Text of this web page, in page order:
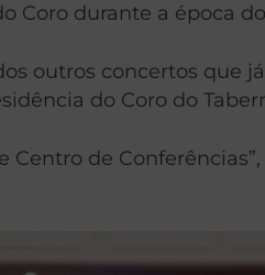
Coro durante a época
outros concertos que
do Coro do
de